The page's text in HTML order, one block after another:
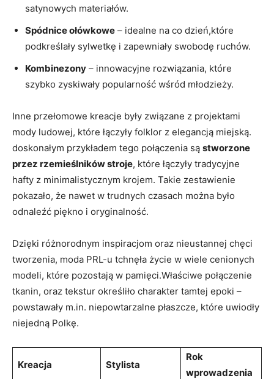
satynowych materiałów.
Spódnice ołówkowe – idealne na co dzień,które
podkreślały sylwetkę i zapewniały swobodę ruchów.
Kombinezony – innowacyjne rozwiązania, które
szybko zyskiwały popularność wśród młodzieży.
Inne przełomowe kreacje były związane z projektami
mody ludowej, które łączyły folklor z elegancją miejską.
doskonałym przykładem tego połączenia są stworzone
przez rzemieślników stroje, które łączyły tradycyjne
hafty z minimalistycznym krojem. Takie zestawienie
pokazało, że nawet w trudnych czasach można było
odnaleźć piękno i oryginalność.
Dzięki różnorodnym inspiracjom oraz nieustannej chęci
tworzenia, moda PRL-u tchnęła życie w wiele cenionych
modeli, które pozostają w pamięci.Właściwe połączenie
tkanin, oraz tekstur określiło charakter tamtej epoki –
powstawały m.in. niepowtarzalne płaszcze, które uwiodły
niejedną Polkę.
Kreacja Stylista
Rok
wprowadzenia